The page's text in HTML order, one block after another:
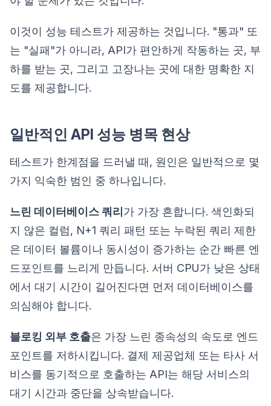
이것이 성능 테스트가 제공하는 것입니다. "통과" 또
는 "실패"가 아니라, API가 편안하게 작동하는 곳, 부
하를 받는 곳, 그리고 고장나는 곳에 대한 명확한 지
도를 제공합니다.
일반적인 API 성능 병목 현상
테스트가 한계점을 드러낼 때, 원인은 일반적으로 몇
가지 익숙한 범인 중 하나입니다.
느린 데이터베이스 쿼리가 가장 흔합니다. 색인화되
지 않은 컬럼, N+1 쿼리 패턴 또는 누락된 쿼리 제한
은 데이터 볼륨이나 동시성이 증가하는 순간 빠른 엔
드포인트를 느리게 만듭니다. 서버 CPU가 낮은 상태
에서 대기 시간이 길어진다면 먼저 데이터베이스를
의심해야 합니다.
블로킹 외부 호출은 가장 느린 종속성의 속도로 엔드
포인트를 저하시킵니다. 결제 제공업체 또는 타사 서
비스를 동기적으로 호출하는 API는 해당 서비스의
대기 시간과 중단을 상속받습니다.